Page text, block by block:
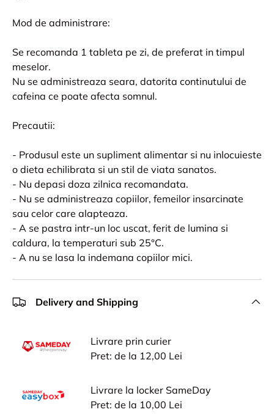
Mod de administrare:
Se recomanda 1 tableta pe zi, de preferat in timpul
meselor.
Nu se administreaza seara, datorita continutului de
cafeina ce poate afecta somnul.
Precautii:
- Produsul este un supliment alimentar si nu inlocuieste
o dieta echilibrata si un stil de viata sanatos.
- Nu depasi doza zilnica recomandata.
- Nu se administreaza copiilor, femeilor insarcinate
sau celor care alapteaza.
- A se pastra intr-un loc uscat, ferit de lumina si
caldura, la temperaturi sub 25°C.
- A nu se lasa la indemana copiilor mici.
Delivery and Shipping
Livrare prin curier
Pret: de la 12,00 Lei
Livrare la locker SameDay
Pret: de la 10,00 Lei